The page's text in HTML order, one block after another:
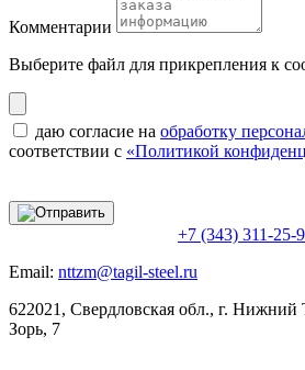
Комментарии
Выберите файл для прикрепления к
даю согласие на обработку
соответствии с «Политикой
+7 (343) 311-25-
Email: nttzm@tagil-steel.ru
622021, Свердловская обл., г. Нижний
Зорь, 7